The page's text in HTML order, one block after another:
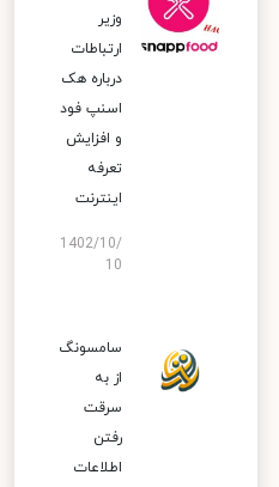
وزیر
ارتباطات
درباره هک
اسنپ‌ فود
و افزایش
تعرفه
اینترنت
1402/10/
10
سامسونگ
از به
سرقت
رفتن
اطلاعات